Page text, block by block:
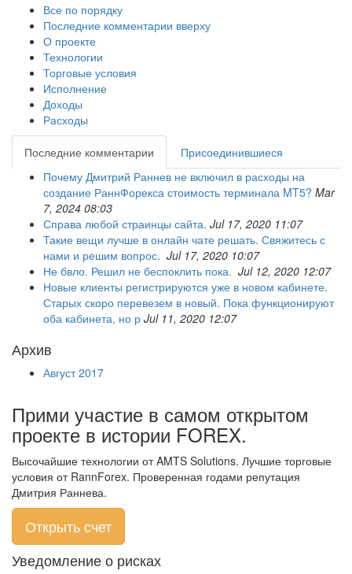
Все по порядку
Последние комментарии вверху
О проекте
Технологии
Торговые условия
Исполнение
Доходы
Расходы
Последние комментарии
Присоединившиеся
Почему Дмитрий Раннев не включил в расходы на
создание РаннФорекса стоимость терминала MT5? Mar
7, 2024 08:03
Справа любой страинцы сайта. Jul 17, 2020 11:07
Такие вещи лучше в онлайн чате решать. Свяжитесь с
нами и решим вопрос. Jul 17, 2020 10:07
Не бвло. Решил не беспоклить пока. Jul 12, 2020 12:07
Новые клиенты регистрируются уже в новом кабинете.
Старых скоро перевезем в новый. Пока функционируют
оба кабинета, но р Jul 11, 2020 12:07
Архив
Август 2017
Прими участие в самом открытом
проекте в истории FOREX.
Высочайшие технологии от AMTS Solutions. Лучшие торговые
условия от RannForex. Проверенная годами репутация
Дмитрия Раннева.
Открыть счет
Уведомление о рисках